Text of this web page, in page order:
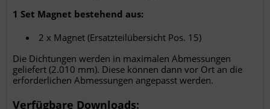
1 Set Magnet bestehend aus:
2 x Magnet (Ersatzteilübersicht Pos. 15)
Die Dichtungen werden in maximalen Abmessungen
geliefert (2.010 mm). Diese können dann vor Ort an die
erforderlichen Abmessungen angepasst werden.
Verfügbare Downloads: